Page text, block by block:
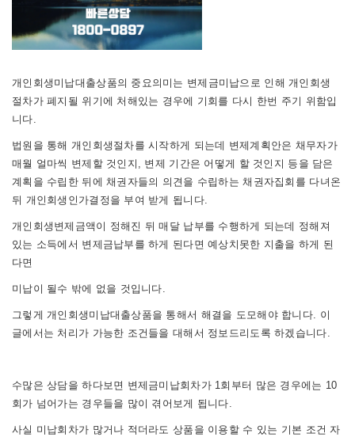
개인회생미납대출상품의 중요의미는 변제금미납으로 인해 개인회생
절차가 폐지될 위기에 처해있는 경우에 기회를 다시 한번 주기 위함입
니다.
법원을 통해 개인회생절차를 시작하게 되는데 변제계획안은 채무자가
매월 얼마씩 변제할 것인지, 변제 기간은 어떻게 할 것인지 등을 담은
계획을 수립한 뒤에 채권자들의 의견을 수립하는 채권자집회를 다녀온
뒤 개인회생인가결정을 부여 받게 됩니다.
개인회생변제금액이 정해진 뒤 매달 납부를 수행하게 되는데 정해져
있는 소득에서 변제금납부를 하게 된다면 예상치못한 지출을 하게 된
다면
미납이 될수 밖에 없을 것입니다.
그렇게 개인회생미납대출상품을 통해서 해결을 도모해야 합니다. 이
글에서는 처리가 가능한 조건들을 대해서 정보드리도록 하겠습니다.
수많은 상담을 하다보면 변제금미납회차가 1회부터 많은 경우에는 10
회가 넘어가는 경우들을 많이 겪어보게 됩니다.
사실 미납회차가 많거나 적더라도 상품을 이용할 수 있는 기본 조건 자